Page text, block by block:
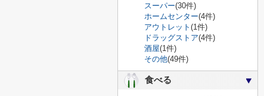
スーパー(30件)
ホームセンター(4件)
アウトレット (1件)
ドラッグストア(4件)
酒屋(1件)
その他(49件)
食べる